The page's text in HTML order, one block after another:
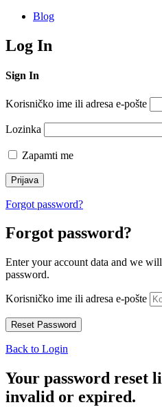
Blog
Log In
Sign In
Korisničko ime ili adresa e-pošte
Lozinka
Zapamti me
Forgot password?
Forgot password?
Enter your account data and we
password.
Korisničko ime ili adresa e-pošte
Back to Login
Your password reset
invalid or expired.